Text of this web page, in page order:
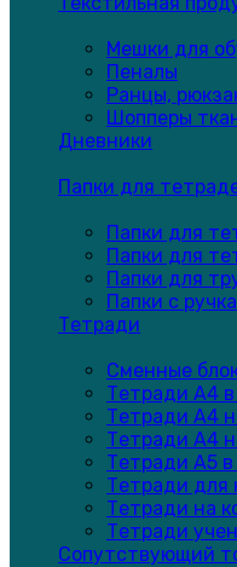
Мешки для
Пеналы
Ранцы,
Шопперы
Дневники
Папки для
Папки для
Папки для
Папки для
Папки с
Тетради
Сменные
Тетради А4
Тетради А4
Тетради А4
Тетради А5
Тетради для
Тетради на
Тетради
Сопутствующий